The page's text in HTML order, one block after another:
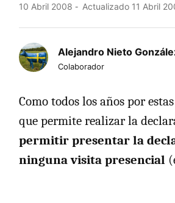
10 Abril 2008 Actualizado 11 Abril
Alejandro Nieto
Colaborador
Como todos los años por
que permite realizar la
permitir presentar la
ninguna visita presencial